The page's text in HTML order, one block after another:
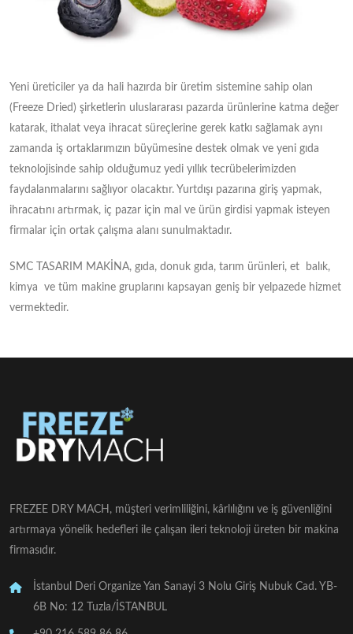
Yeni üreticiler ya da hali hazırda bir üretim sistemine sahip olan
(Freeze Dried) şirketlerin uluslararası pazarda ürünlerine katma değer
katarak, ithalat veya ihracat süreçlerine gerek katkı sağlamak aynı
zamanda iş ortaklarımızın büyümesine destek olmak ve yeni gıda
teknolojisinde sahip olduğumuz yedi yıllık tecrübelerimizden
faydalanmalarını sağlıyor olacaktır. Yurtdışı pazarına giriş yapmak,
ihracatını artırmak, iç pazar için mal ve ürün girdisi yapmak isteyen
firmalar için ortak çalışma alanı sunulmaktadır.
SMC TASARIM MAKİNA, gıda, donuk gıda, tarım ürünleri, et balık,
kimya ve tüm makine gruplarını kapsayan geniş bir yelpazede hizmet
vermektedir.
FREZEE DRY MACH, müşteri verimliliğini, kârlılığını ve iş güvenliğini
artırmaya yönelik hedefleri ile çalışan ileri teknoloji üreten bir makina
firmasıdır.
İstanbul Deri Organize Yan Sanayi 3 Nolu Giriş Nubuk Cad. YB-
6B No: 12 Tuzla/İSTANBUL